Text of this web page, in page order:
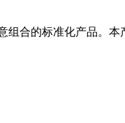
合的标准化产品。本